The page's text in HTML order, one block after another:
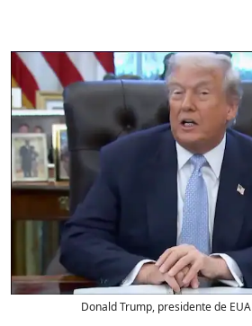
Donald Trump, presidente de EUA